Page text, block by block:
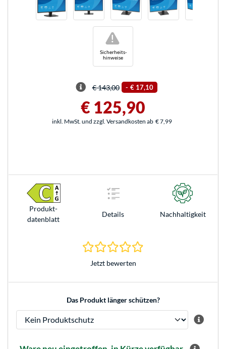
Sicherheits-
hinweise
!
€ 143,00 - € 17,10
€ 125,90
inkl. MwSt. und zzgl. Versandkosten ab € 7,99
Produkt­
datenblatt
Details Nachhaltigkeit
0.0 Sterne bei 0
Jetzt bewerten
Das Produkt länger schützen?